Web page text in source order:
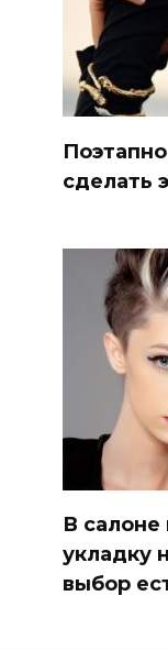
сделать
В салоне
укладку
выбор